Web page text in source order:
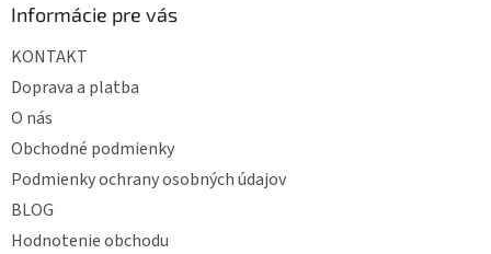
Informácie pre vás
KONTAKT
Doprava a platba
O nás
Obchodné podmienky
Podmienky ochrany osobných údajov
BLOG
Hodnotenie obchodu